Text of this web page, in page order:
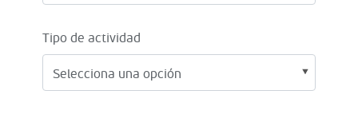
Tipo de actividad